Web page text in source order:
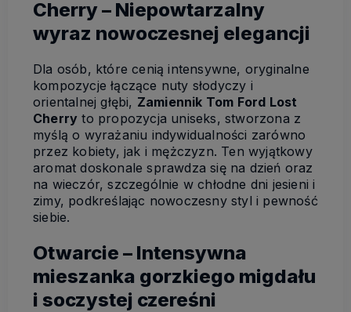
Cherry – Niepowtarzalny
wyraz nowoczesnej elegancji
Dla osób, które cenią intensywne, oryginalne
kompozycje łączące nuty słodyczy i
orientalnej głębi, Zamiennik Tom Ford Lost
Cherry to propozycja uniseks, stworzona z
myślą o wyrażaniu indywidualności zarówno
przez kobiety, jak i mężczyzn. Ten wyjątkowy
aromat doskonale sprawdza się na dzień oraz
na wieczór, szczególnie w chłodne dni jesieni i
zimy, podkreślając nowoczesny styl i pewność
siebie.
Otwarcie – Intensywna
mieszanka gorzkiego migdału
i soczystej czereśni